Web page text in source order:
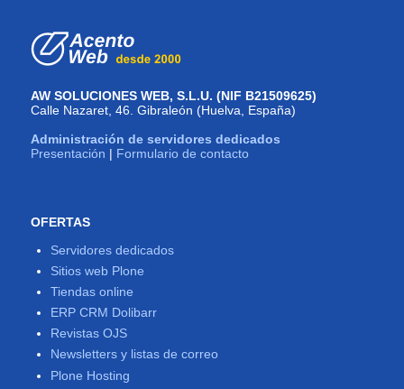
AW SOLUCIONES WEB, S.L.U. (NIF B21509625)
Calle Nazaret, 46. Gibraleón (Huelva, España)
Administración de servidores dedicados
Presentación | Formulario de contacto
OFERTAS
Servidores dedicados
Sitios web Plone
Tiendas online
ERP CRM Dolibarr
Revistas OJS
Newsletters y listas de correo
Plone Hosting